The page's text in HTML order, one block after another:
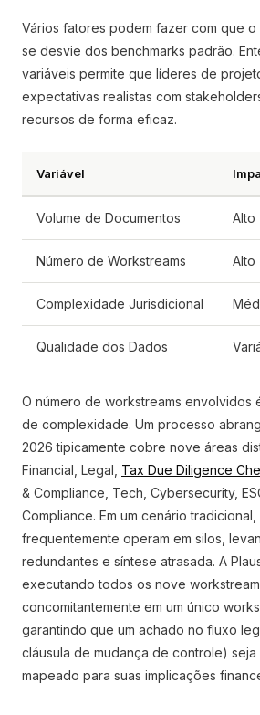
Vários fatores podem fazer com que o
se desvie dos benchmarks padrão.
variáveis permite que líderes de
expectativas realistas com
recursos de forma eficaz.
Variável
Volume de Documentos Alto
Número de Workstreams Alto
Complexidade Jurisdicional
Qualidade dos Dados
O número de workstreams envolvidos
de complexidade. Um processo
2026 tipicamente cobre nove áreas
Financial, Legal, Tax Due Diligence
& Compliance, Tech, Cybersecurity,
Compliance. Em um cenário
frequentemente operam em silos,
redundantes e síntese atrasada. A
executando todos os nove
concomitantemente em um único
garantindo que um achado no fluxo
cláusula de mudança de controle) seja
mapeado para suas implicações